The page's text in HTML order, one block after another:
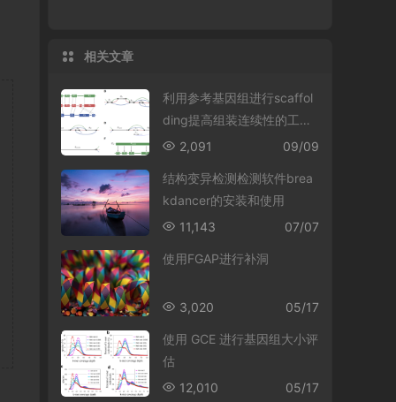
相关文章
利用参考基因组进行scaffol
ding提高组装连续性的工具
整理
09/09
2,091
结构变异检测检测软件brea
kdancer的安装和使用
07/07
11,143
使用FGAP进行补洞
05/17
3,020
使用 GCE 进行基因组大小评
估
05/17
12,010